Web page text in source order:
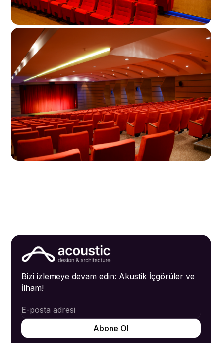
Bizi izlemeye devam edin: Akustik İçgörüler ve
İlham!